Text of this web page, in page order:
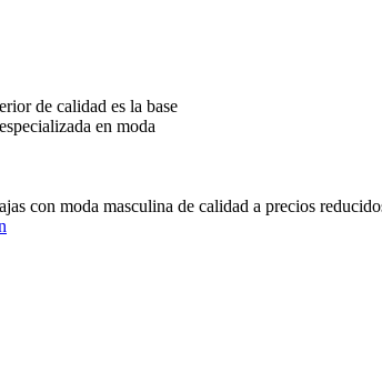
de calidad es la base
en moda
con moda masculina de calidad a precios